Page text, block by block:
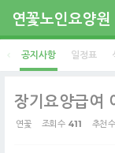
연꽃노인요양원
공지사항 일정표
장기요양급여
연꽃 조회 수 411 추천 수